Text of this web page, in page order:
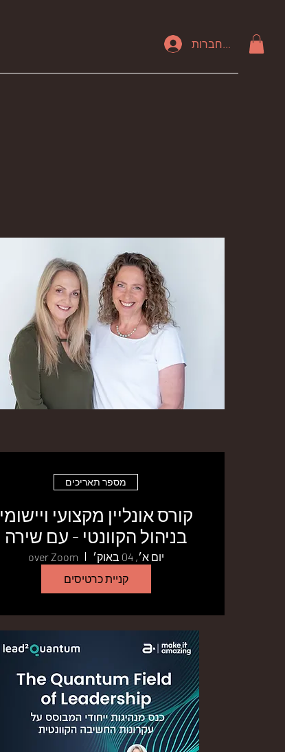
להתחברות
מספר תאריכים
קורס אונליין מקצועי ויישומי
בניהול הקוונטי - עם שירה
שולמן וחגית מלול
יום א׳, 04 באוק׳
over Zoom
קניית כרטיסים